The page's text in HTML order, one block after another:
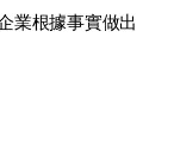
業根據事實做出